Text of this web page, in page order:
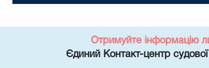
Отримуйте інформацію
Єдиний Контакт-центр